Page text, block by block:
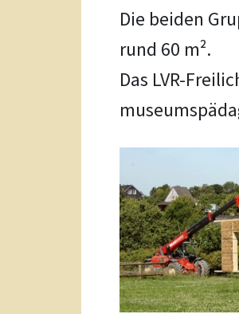
Die beiden
rund 60 m².
Das LVR-